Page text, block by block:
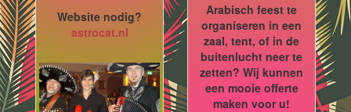
Website nodig?
astrocat.nl
Arabisch feest te
organiseren in een
zaal, tent, of in de
buitenlucht neer te
zetten? Wij kunnen
een mooie offerte
maken voor u!